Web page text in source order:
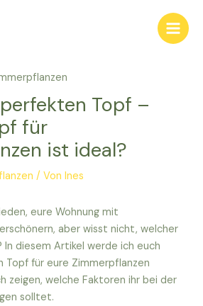
Main
Topf –
für
ist ideal?
/ Von Ines
eure Wohnung mit
aber wisst nicht, welcher
In diesem Artikel werde ich euch
Topf für eure Zimmerpflanzen
zeigen, welche Faktoren ihr bei der
solltet.